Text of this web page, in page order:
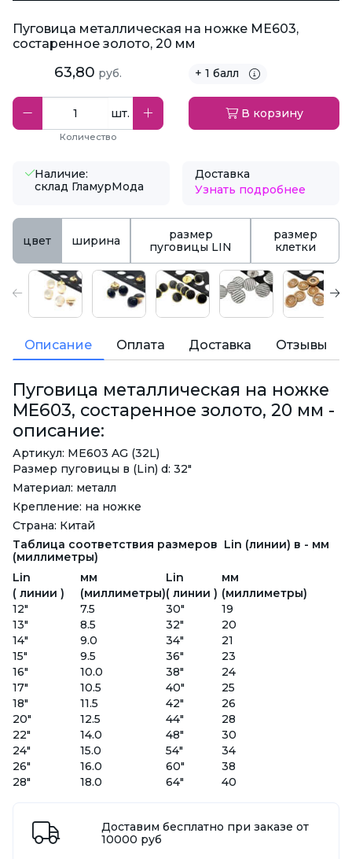
Пуговица металлическая на ножке ME603,
состаренное золото, 20 мм
63,80 руб. + 1 балл
шт.
Количество
В корзину
Наличие:
склад ГламурМода
Доставка
Узнать подробнее
цвет ширина
размер
пуговицы LIN
размер
клетки
Описание Оплата Доставка Отзывы
Пуговица металлическая на ножке
ME603, состаренное золото, 20 мм -
описание:
Артикул: ME603 AG (32L)
Размер пуговицы в (Lin) d: 32"
Материал: металл
Крепление: на ножке
Страна: Китай
Таблица соответствия размеров Lin (линии) в - мм
(миллиметры)
Lin
мм Lin
мм
( линии )
(миллиметры)( линии ) (миллиметры)
12"
7.5 30"
19
13"
8.5 32"
20
14"
9.0 34"
21
15"
9.5 36"
23
16"
10.0 38"
24
17"
10.5 40"
25
18"
11.5 42"
26
20"
12.5 44"
28
22"
14.0 48"
30
24"
15.0 54"
34
26"
16.0 60"
38
28"
18.0 64" 40
Доставим бесплатно при заказе от
10000 руб